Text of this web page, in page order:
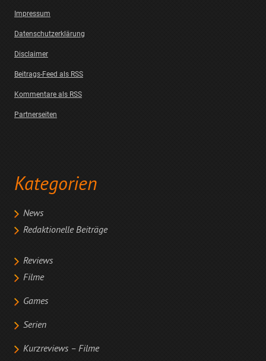
Impressum
Datenschutzerklärung
Disclaimer
Beitrags-Feed als RSS
Kommentare als RSS
Partnerseiten
Kategorien
News
Redaktionelle Beiträge
Reviews
Filme
Games
Serien
Kurzreviews – Filme